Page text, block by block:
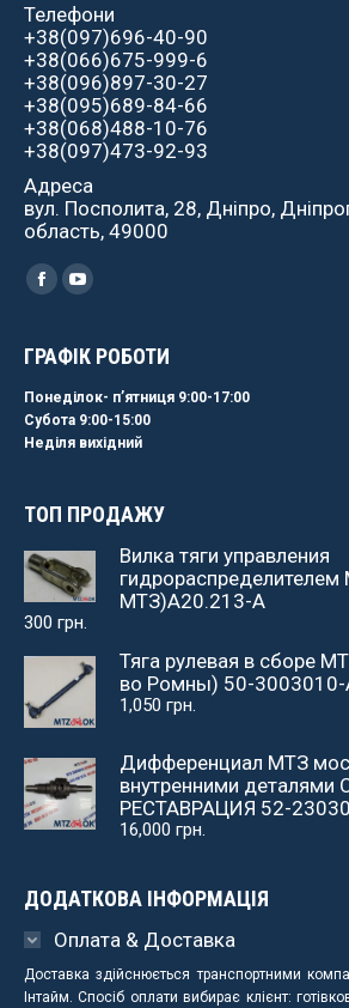
Телефони
+38(097)696-40-90
+38(066)675-999-6
+38(096)897-30-27
+38(095)689-84-66
+38(068)488-10-76
+38(097)473-92-93
Адреса
вул. Посполита, 28, Дніпро,
область, 49000
Найдите нас:
Facebook
YouTube
ГРАФІК РОБОТИ
Понеділок- пʼятниця 9:00-17:00
Субота 9:00-15:00
Неділя вихідний
ТОП ПРОДАЖУ
Вилка тяги управления
МТЗ)А20.213-А
300 грн.
Тяга рулевая в сборе
во Ромны) 50-
1,050 грн.
Дифференциал МТЗ
внутренними
РЕСТАВРАЦИЯ 52-
16,000 грн.
ДОДАТКОВА ІНФОРМАЦІЯ
Оплата & Доставка
Доставка здійснюється транспортними
Інтайм. Спосіб оплати вибирає клієнт: